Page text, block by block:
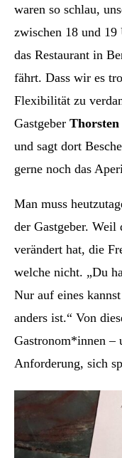
waren so schlau,
zwischen 18 und
das Restaurant in
fährt. Dass wir es
Flexibilität zu
Gastgeber
und sagt dort
gerne noch das
Man muss
der Gastgeber. Weil
verändert hat, die
welche nicht. „Du
Nur auf eines
anders ist.“ Von
Gastronom*innen –
Anforderung, sich